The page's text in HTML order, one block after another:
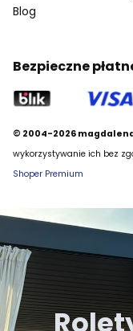
Blog
Bezpieczne
© 2004-2026
wykorzystywanie ich bez
Shoper Premium